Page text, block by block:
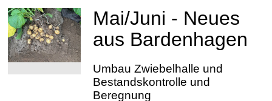
Mai/Juni - Neues
aus Bardenhagen
Umbau Zwiebelhalle und
Bestandskontrolle und
Beregnung